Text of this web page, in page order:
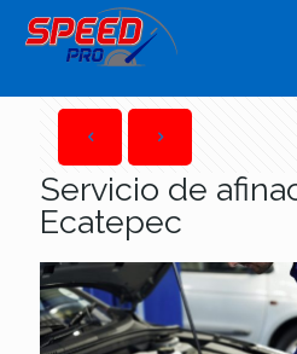
Servicio de
Ecatepec